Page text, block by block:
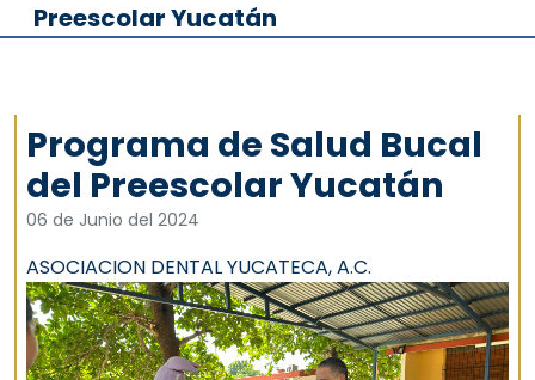
Preescolar Yucatán
Programa de Salud Bucal
del Preescolar Yucatán
06 de Junio del 2024
ASOCIACION DENTAL YUCATECA, A.C.